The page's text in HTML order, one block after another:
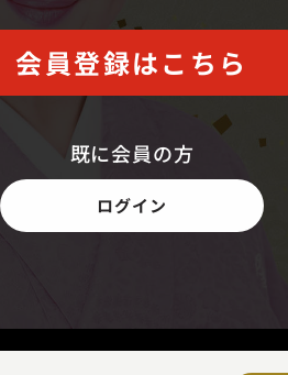
会員登録はこちら
既に会員の方
ログイン